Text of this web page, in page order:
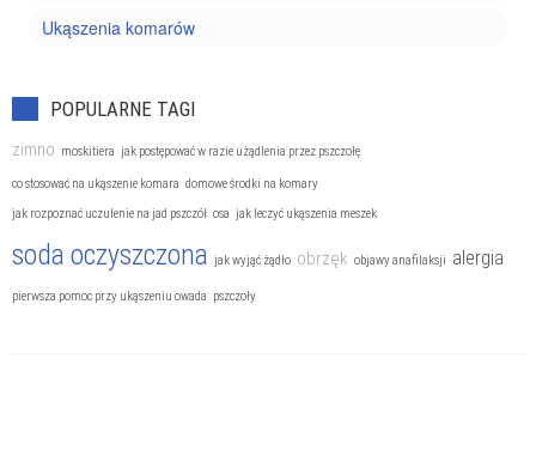
Ukąszenia komarów
POPULARNE TAGI
zimno moskitiera jak postępować w razie użądlenia przez pszczołę
co stosować na ukąszenie komara domowe środki na komary
jak rozpoznać uczulenie na jad pszczół osa jak leczyć ukąszenia meszek
soda oczyszczona jak wyjąć żądło obrzęk objawy anafilaksji alergia
pierwsza pomoc przy ukąszeniu owada pszczoły